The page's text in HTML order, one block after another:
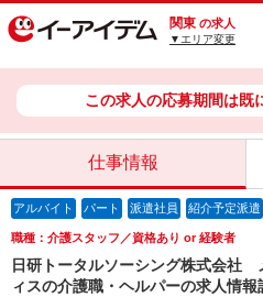
関東 の求人
▼エリア変更
この求人の応募期間は既
仕事情報
アルバイト パート 派遣社員 紹介予定派遣
職種：介護スタッフ／資格あり or 経験者
日研トータルソーシング株式会社
ィスの介護職・ヘルパーの求人情